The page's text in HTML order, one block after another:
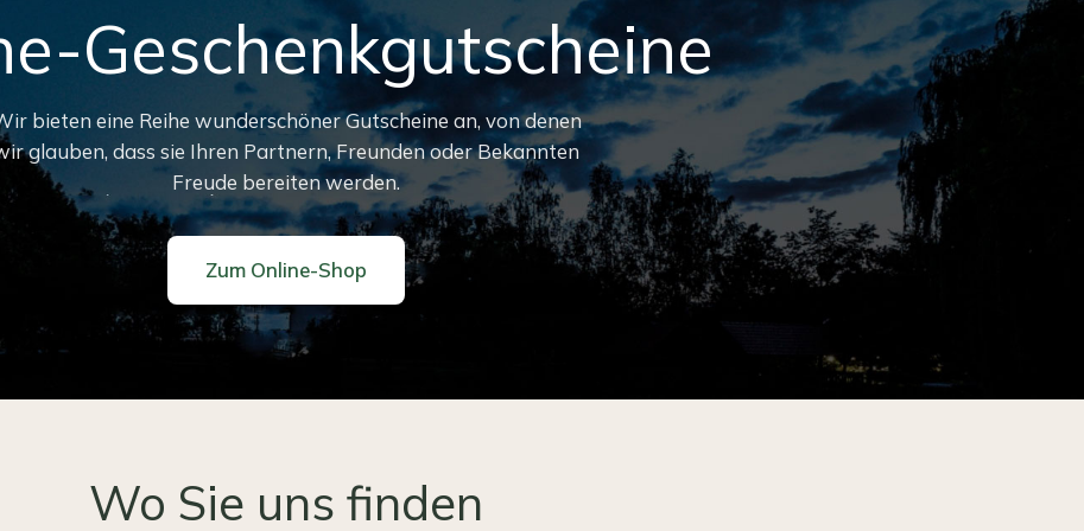
Geschenkgutscheine
bieten eine Reihe wunderschöner Gutscheine an, von denen
glauben, dass sie Ihren Partnern, Freunden oder Bekannten
Freude bereiten werden.
Zum Online-Shop
Wo Sie uns finden